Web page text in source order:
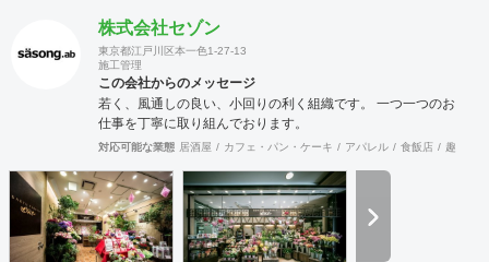
株式会社セゾン
東京都江戸川区本一色1-27-13
施工管理
この会社からのメッセージ
若く、風通しの良い、小回りの利く組織です。 一つ一つのお
仕事を丁寧に取り組んでおります。
対応可能な業態 居酒屋 カフェ・パン・ケーキ アパレル 食飯店 趣味・